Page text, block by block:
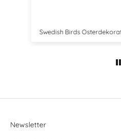
Swedish Birds
Newsletter